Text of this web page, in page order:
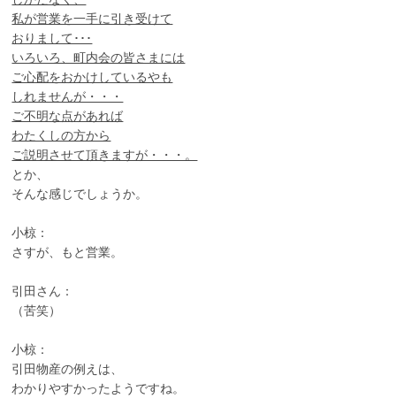
私が営業を一手に引き受けて
おりまして･･･
いろいろ、町内会の皆さまには
ご心配をおかけしているやも
しれませんが・・・
ご不明な点があれば
わたくしの方から
ご説明させて頂きますが・・・。
とか、
そんな感じでしょうか。
小椋：
さすが、もと営業。
引田さん：
（苦笑）
小椋：
引田物産の例えは、
わかりやすかったようですね。